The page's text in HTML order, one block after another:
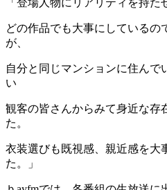
「登場人物にリアリティを持た
どの作品でも大事にしているの
が、
自分と同じマンションに住んで
い
観客の皆さんからみて身近な存
た。
衣装選びも既視感、親近感を大
た。」